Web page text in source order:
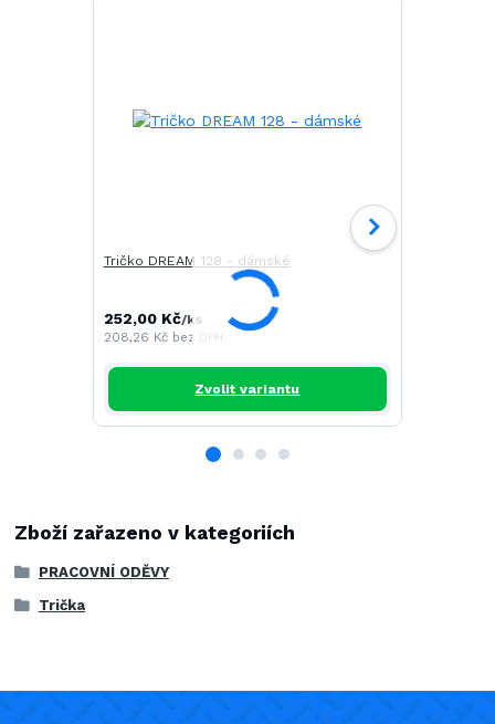
Tričko DREAM 128 - dámské
252,00 Kč/ks
208,26 Kč bez DPH
Zvolit variantu
Zboží zařazeno v kategoriích
PRACOVNÍ ODĚVY
Trička